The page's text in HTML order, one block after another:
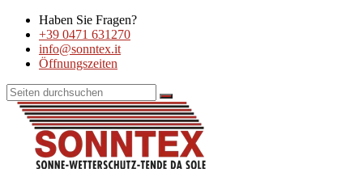
Haben Sie Fragen?
+39 0471 631270
info@sonntex.it
Öffnungszeiten